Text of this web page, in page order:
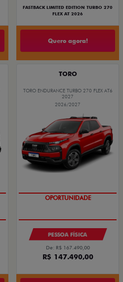
FASTBACK LIMITED EDITION TURBO 270
FLEX AT 2026
Quero agora!
TORO
TORO ENDURANCE TURBO 270 FLEX AT6
2027
2026/2027
OPORTUNIDADE
PESSOA FÍSICA
De: R$ 167.490,00
R$ 147.490,00